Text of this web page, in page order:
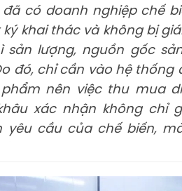
đã có doanh nghiệp chế
ký khai thác và không bị
sản lượng, nguồn gốc
đó, chỉ cần vào hệ thống
nên việc thu mua
xác nhận không chỉ
yêu cầu của chế biến,